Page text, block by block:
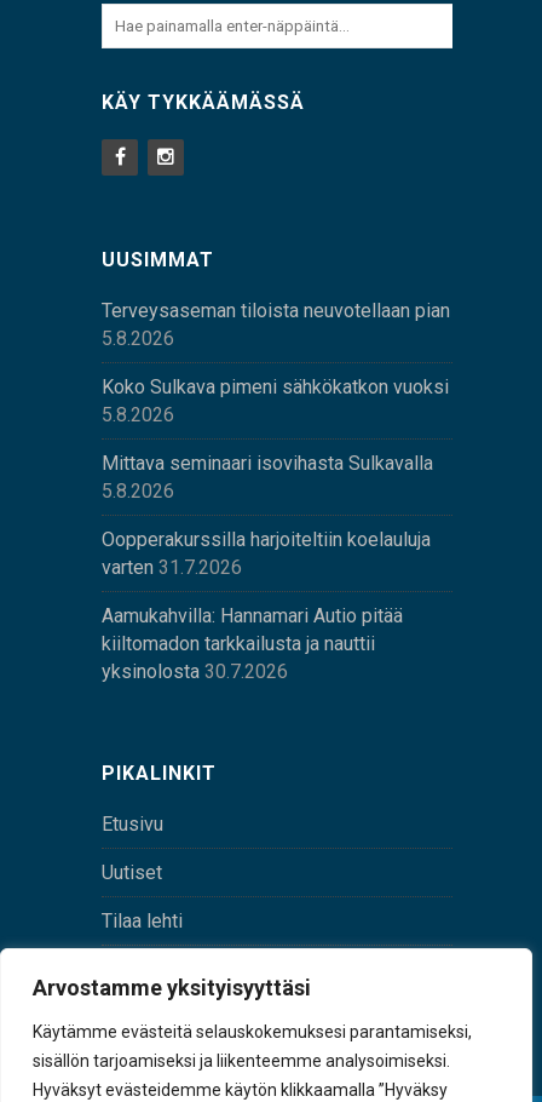
Arvostamme yksityisyyttäsi
Käytämme evästeitä selauskokemuksesi parantamiseksi,
sisällön tarjoamiseksi ja liikenteemme analysoimiseksi.
Hyväksyt evästeidemme käytön klikkaamalla ”Hyväksy
KÄY TYKKÄÄMÄSSÄ
UUSIMMAT
Terveysaseman tiloista neuvotellaan pian
5.8.2026
Koko Sulkava pimeni sähkökatkon vuoksi
5.8.2026
Mittava seminaari isovihasta Sulkavalla
5.8.2026
Oopperakurssilla harjoiteltiin koelauluja
varten 31.7.2026
Aamukahvilla: Hannamari Autio pitää
kiiltomadon tarkkailusta ja nauttii
yksinolosta 30.7.2026
PIKALINKIT
Etusivu
Uutiset
Tilaa lehti